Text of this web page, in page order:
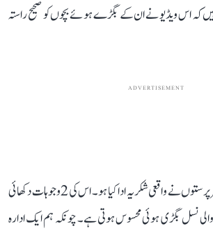
کہ اس ویڈیو نے ان کے بگڑے ہوئے بچوں کو صحیح راستہ
ADVERTISEMENT
یہ بہت ممکن ہے کہ چند سرپرستوں نے واقعی شکریہ ادا کیا ہو۔ اس کی 2 وجوہات دکھائی
نسل بگڑی ہوئی محسوس ہوتی ہے۔ چونکہ ہم ایک ادارہ